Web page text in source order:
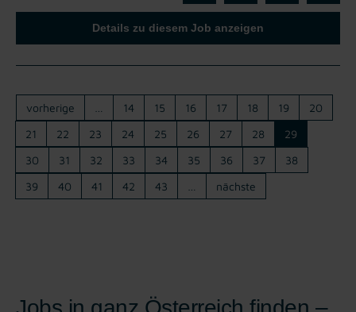
Details zu diesem Job anzeigen
vorherige 14 15 16 17 18 19
20
21
22 23 24 25 26 27 28
29
30
31 32 33 34 35 36 37
38
39
40 41 42 43 nächste